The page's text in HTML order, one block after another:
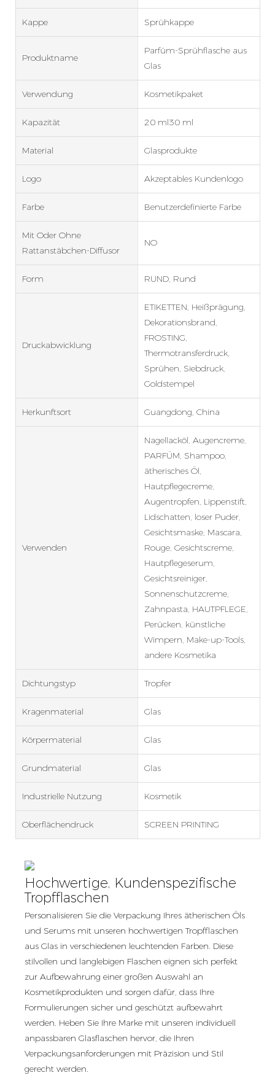
Kappe Sprühkappe
Produktname
Parfüm-Sprühflasche aus
Glas
Verwendung Kosmetikpaket
Kapazität 20 ml30 ml
Material Glasprodukte
Logo Akzeptables Kundenlogo
Farbe Benutzerdefinierte Farbe
Mit Oder Ohne
Rattanstäbchen-Diffusor
NO
Form RUND, Rund
Druckabwicklung
ETIKETTEN, Heißprägung,
Dekorationsbrand,
FROSTING,
Thermotransferdruck,
Sprühen, Siebdruck,
Goldstempel
Herkunftsort Guangdong, China
Verwenden
Nagellacköl, Augencreme,
PARFÜM, Shampoo,
ätherisches Öl,
Hautpflegecreme,
Augentropfen, Lippenstift,
Lidschatten, loser Puder,
Gesichtsmaske, Mascara,
Rouge, Gesichtscreme,
Hautpflegeserum,
Gesichtsreiniger,
Sonnenschutzcreme,
Zahnpasta, HAUTPFLEGE,
Perücken, künstliche
Wimpern, Make-up-Tools,
andere Kosmetika
Dichtungstyp Tropfer
Kragenmaterial Glas
Körpermaterial Glas
Grundmaterial Glas
Industrielle Nutzung Kosmetik
Oberflächendruck SCREEN PRINTING
Hochwertige, Kundenspezifische
Tropfflaschen
Personalisieren Sie die Verpackung Ihres ätherischen Öls
und Serums mit unseren hochwertigen Tropfflaschen
aus Glas in verschiedenen leuchtenden Farben. Diese
stilvollen und langlebigen Flaschen eignen sich perfekt
zur Aufbewahrung einer großen Auswahl an
Kosmetikprodukten und sorgen dafür, dass Ihre
Formulierungen sicher und geschützt aufbewahrt
werden. Heben Sie Ihre Marke mit unseren individuell
anpassbaren Glasflaschen hervor, die Ihren
Verpackungsanforderungen mit Präzision und Stil
gerecht werden.